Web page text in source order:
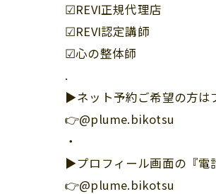
☑︎REVI正規代理店
☑︎REVI認定講師
☑︎心の整体師
.
▶︎ネット予約ご希望の方は
👉@plume.bikotsu
・
▶︎プロフィール画面の『電
👉@plume.bikotsu